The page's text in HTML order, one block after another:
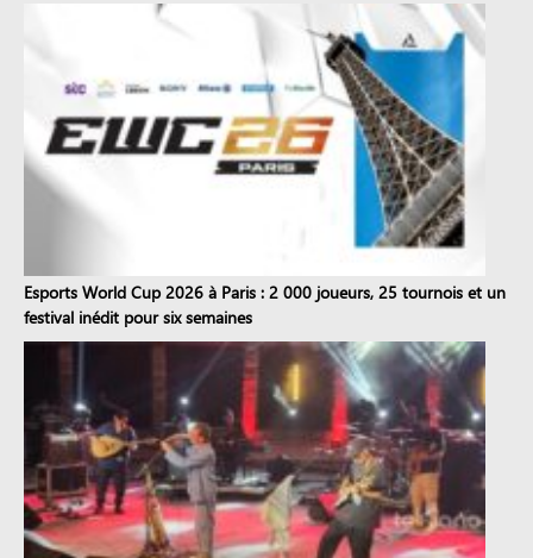
Esports World Cup 2026 à Paris : 2 000 joueurs, 25 tournois et un
festival inédit pour six semaines